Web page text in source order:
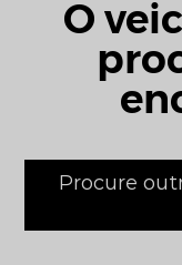
O
Procure